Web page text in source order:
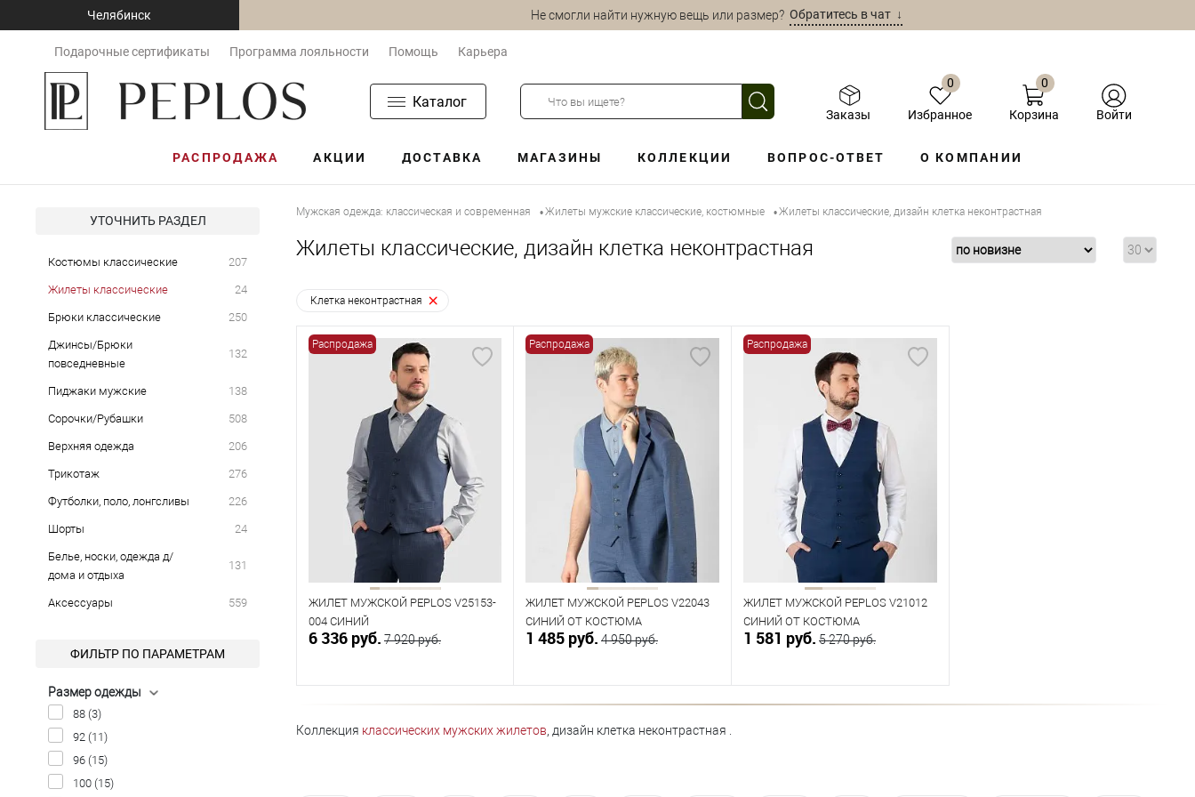
Челябинск Не смогли найти нужную вещь или размер?Обратитесь в чат ↓
Подарочные сертификаты Программа лояльности Помощь Карьера
Каталог
Заказы
0
Избранное
0
Корзина Войти
РАСПРОДАЖА АКЦИИ ДОСТАВКА МАГАЗИНЫ КОЛЛЕКЦИИ ВОПРОС-ОТВЕТ О КОМПАНИИ
УТОЧНИТЬ РАЗДЕЛ
Костюмы классические 207
Жилеты классические 24
Брюки классические 250
Джинсы/Брюки
повседневные
132
Пиджаки мужские 138
Сорочки/Рубашки 508
Верхняя одежда 206
Трикотаж 276
Футболки, поло, лонгсливы 226
Шорты 24
Белье, носки, одежда д/
дома и отдыха
131
Аксессуары 559
ФИЛЬТР ПО ПАРАМЕТРАМ
Размер одежды
88 (3)
92 (11)
96 (15)
100 (15)
Мужская одежда: классическая и современная •Жилеты мужские классические, костюмные •Жилеты классические, дизайн клетка неконтрастная
Жилеты классические, дизайн клетка неконтрастная
Клетка неконтрастная
Распродажа
ЖИЛЕТ МУЖСКОЙ PEPLOS V25153-
004 СИНИЙ
6 336 руб. 7 920 руб.
Распродажа
ЖИЛЕТ МУЖСКОЙ PEPLOS V22043
СИНИЙ ОТ КОСТЮМА
1 485 руб. 4 950 руб.
Распродажа
ЖИЛЕТ МУЖСКОЙ PEPLOS V21012
СИНИЙ ОТ КОСТЮМА
1 581 руб. 5 270 руб.
Коллекция классических мужских жилетов, дизайн клетка неконтрастная .